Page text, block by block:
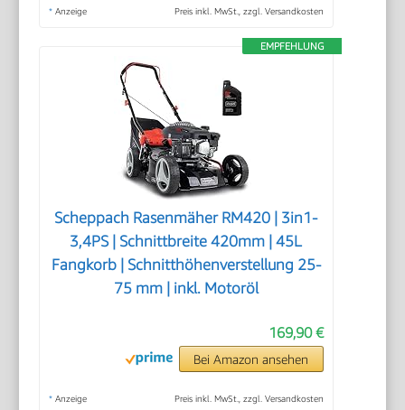
* Anzeige Preis inkl. MwSt., zzgl. Versandkosten
EMPFEHLUNG
Scheppach Rasenmäher RM420 | 3in1-
3,4PS | Schnittbreite 420mm | 45L
Fangkorb | Schnitthöhenverstellung 25-
75 mm | inkl. Motoröl
169,90 €
Bei Amazon ansehen
* Anzeige Preis inkl. MwSt., zzgl. Versandkosten